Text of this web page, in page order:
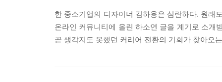
한 중소기업의 디자이너 김하용은 심란하다. 원래
온라인 커뮤니티에 올린 하소연 글을 계기로 소개
곧 생각지도 못했던 커리어 전환의 기회가 찾아오